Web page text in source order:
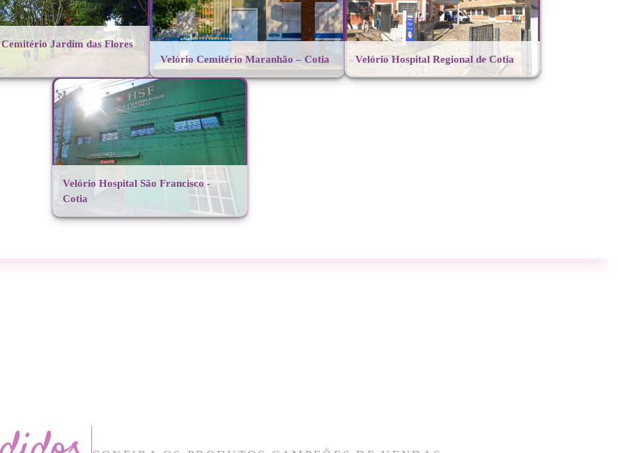
Jardim das Flores
Velório Cemitério Maranhão – Cotia Velório Hospital Regional de Cotia
Velório Hospital São Francisco -
Cotia